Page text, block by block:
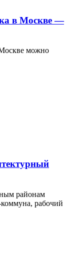
в Москве —
можно
районам
рабочий